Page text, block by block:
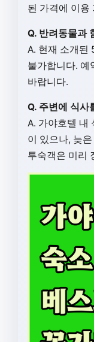
된 가격에 이용
Q. 반려동물과
A. 현재 소개된
불가합니다. 예
바랍니다.
Q. 주변에 식사
A. 가야호텔 내
이 있으나, 늦
투숙객은 미리